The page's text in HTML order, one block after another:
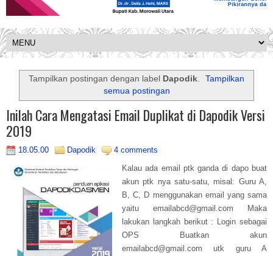
Tampilkan postingan dengan label Dapodik.
Tampilkan
semua postingan
Inilah Cara Mengatasi Email Duplikat di Dapodik Versi
2019
18.05.00 Dapodik
4 comments
Kalau ada email ptk ganda di dapo buat
akun ptk nya satu-satu, misal: Guru A,
B, C, D menggunakan email yang sama
yaitu emailabcd@gmail.com Maka
lakukan langkah berikut : Login sebagai
OPS Buatkan akun
emailabcd@gmail.com utk guru A